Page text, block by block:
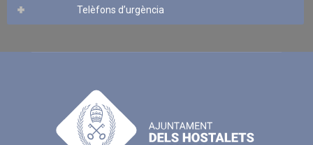
Telèfons d’urgència